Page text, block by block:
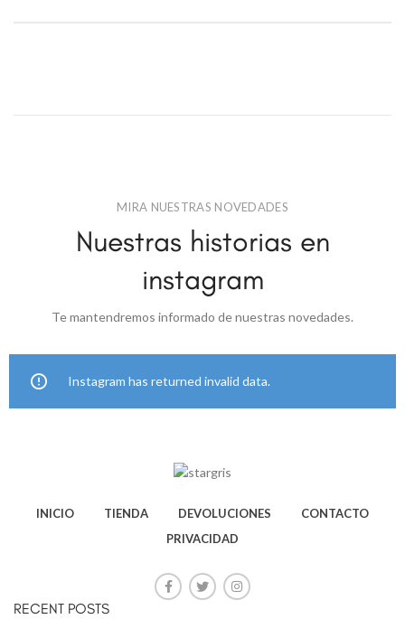
MIRA NUESTRAS NOVEDADES
Nuestras historias en
instagram
Te mantendremos informado de nuestras novedades.
Instagram has returned invalid data.
INICIO TIENDA DEVOLUCIONES
CONTACTO
PRIVACIDAD
RECENT POSTS